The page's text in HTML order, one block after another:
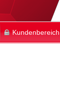
Kundenbereich